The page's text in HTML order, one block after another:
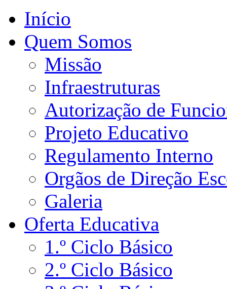
Início
Quem Somos
Missão
Infraestruturas
Autorização de
Projeto Educativo
Regulamento Interno
Orgãos de Direção
Galeria
Oferta Educativa
1.º Ciclo Básico
2.º Ciclo Básico